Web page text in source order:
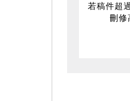
若稿件超
刪修